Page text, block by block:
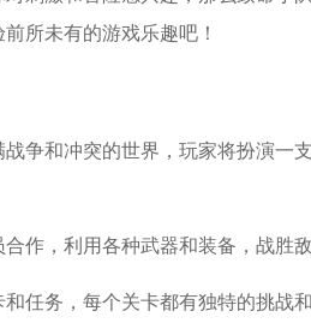
所未有的游戏乐趣吧！
争和冲突的世界，玩家将扮演一
作，利用各种武器和装备，战胜
任务，每个关卡都有独特的挑战和